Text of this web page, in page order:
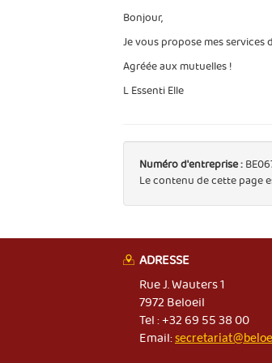
Bonjour,
Je vous propose mes
Agréée aux mutuelles !
L Essenti Elle
Numéro d'entreprise :
Le contenu de cette page
ADRESSE
Rue J. Wauters 1
7972 Beloeil
Tel : +32 69 55 38 00
Email: